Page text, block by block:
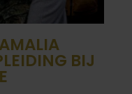
BIJ